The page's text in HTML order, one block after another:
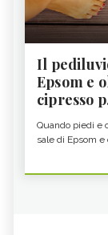
Il
Epsom e
cipresso
Quando piedi e
sale di Epsom e